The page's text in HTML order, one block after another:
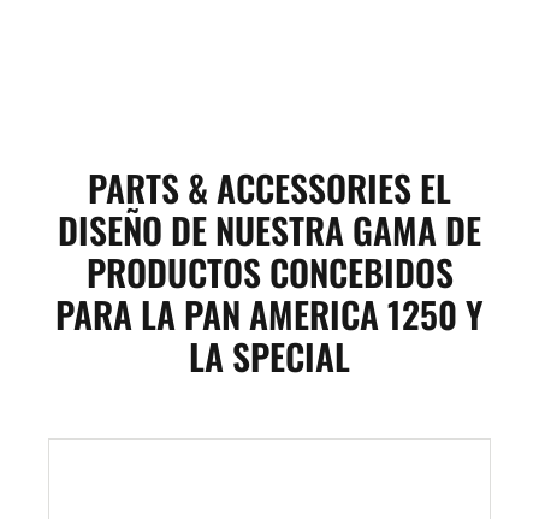
PARTS & ACCESSORIES EL
DISEÑO DE NUESTRA GAMA DE
PRODUCTOS CONCEBIDOS
PARA LA PAN AMERICA 1250 Y
LA SPECIAL